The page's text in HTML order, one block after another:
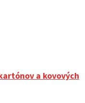
a kovových